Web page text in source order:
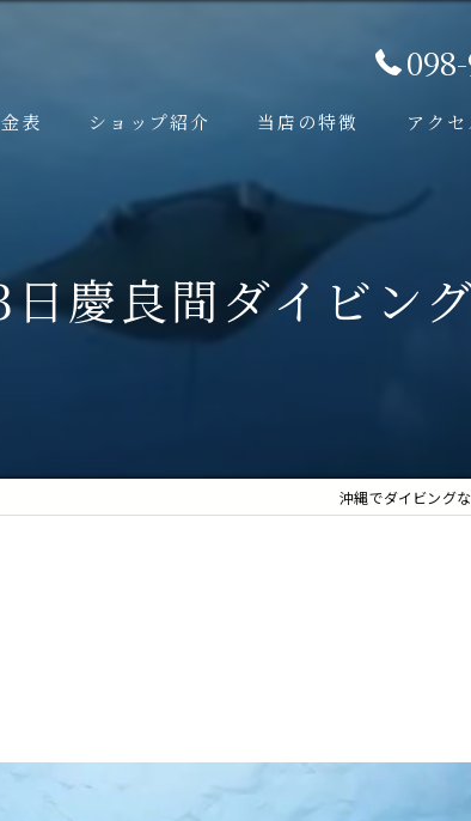
ング
シ) FUNダイビング
ビング
イビング
表 ショップ紹介
口コミ
当店の特徴
少人数
写真サービス
低価格
アクセ
日慶良間ダイビン
沖縄でダイビング